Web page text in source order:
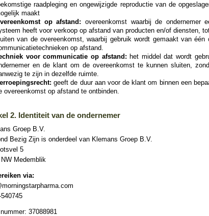
raadpleging en ongewijzigde reproductie van de
maakt
op afstand: overeenkomst waarbij de ondernemer
heeft voor verkoop op afstand van producten en/of diensten,
van de overeenkomst, waarbij gebruik wordt gemaakt van één
op afstand.
voor communicatie op afstand: het middel dat wordt
en de klant om de overeenkomst te kunnen sluiten,
te zijn in dezelfde ruimte.
geeft de duur aan voor de klant om binnen een
overeenkomst op afstand te ontbinden.
2. Identiteit van de ondernemer
Groep B.V.
Bezig Zijn is onderdeel van Klemans Groep B.V.
5
NW Medemblik
via:
37088981